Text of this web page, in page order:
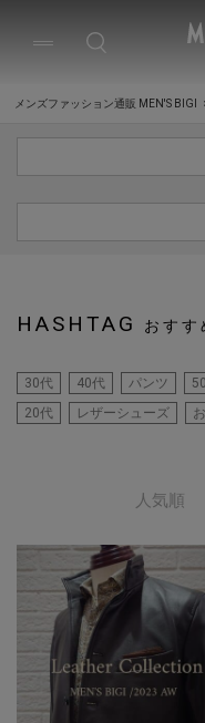
メンズファッション通販 MEN'S BIGI
HASHTAG おすす
30代 40代 パンツ
20代
レザーシューズ
人気順